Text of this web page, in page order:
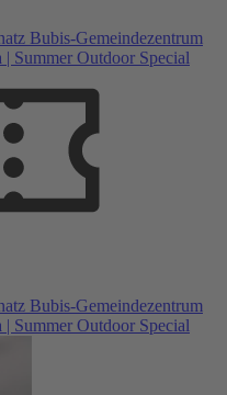
Bubis-Gemeindezentrum
Summer Outdoor Special
Bubis-Gemeindezentrum
Summer Outdoor Special